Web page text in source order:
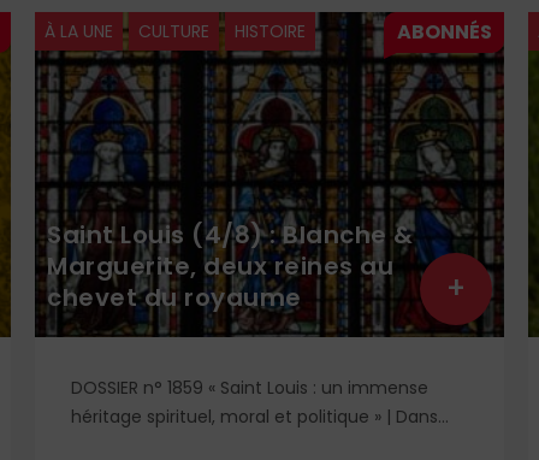
À LA UNE CULTURE HISTOIRE
Saint Louis (4/8) : Blanche &
Marguerite, deux reines au
chevet du royaume
DOSSIER n° 1859 « Saint Louis : un immense
héritage spirituel, moral et politique » | Dans
+